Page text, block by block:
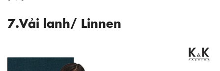
7.Vải lanh/ Linnen